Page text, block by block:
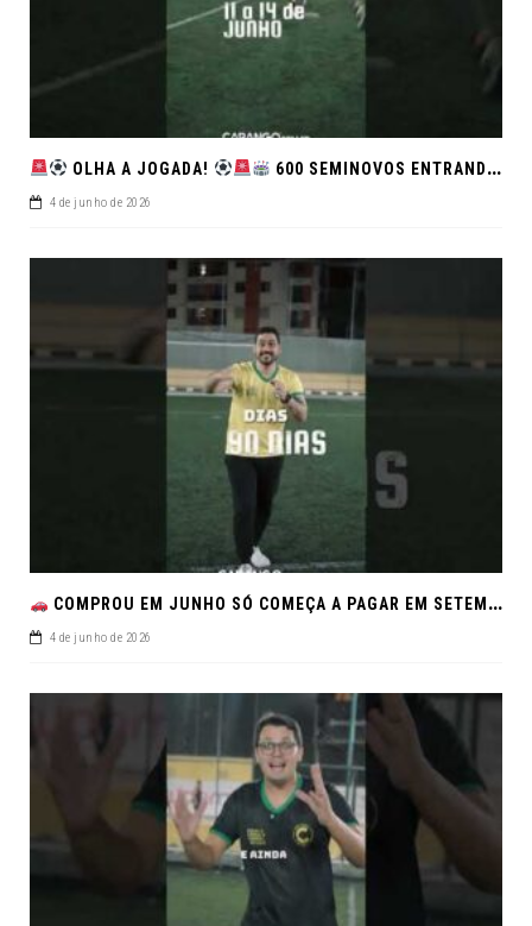
OLHA A JOGADA! 600 SEMINOVOS ENTRANDO EM CAMPO NO FEIRÃO DE VERDADE!
4 de junho de 2026
COMPROU EM JUNHO SÓ COMEÇA A PAGAR EM SETEMBRO!NO FEIRÃO DE VERDADE EM ARACJU
4 de junho de 2026